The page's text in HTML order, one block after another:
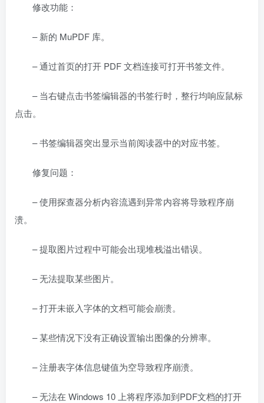
修改功能：
– 新的 MuPDF 库。
– 通过首页的打开 PDF 文档连接可打开书签文件。
– 当右键点击书签编辑器的书签行时，整行均响应鼠标
点击。
– 书签编辑器突出显示当前阅读器中的对应书签。
修复问题：
– 使用探查器分析内容流遇到异常内容将导致程序崩
溃。
– 提取图片过程中可能会出现堆栈溢出错误。
– 无法提取某些图片。
– 打开未嵌入字体的文档可能会崩溃。
– 某些情况下没有正确设置输出图像的分辨率。
– 注册表字体信息键值为空导致程序崩溃。
– 无法在 Windows 10 上将程序添加到PDF文档的打开